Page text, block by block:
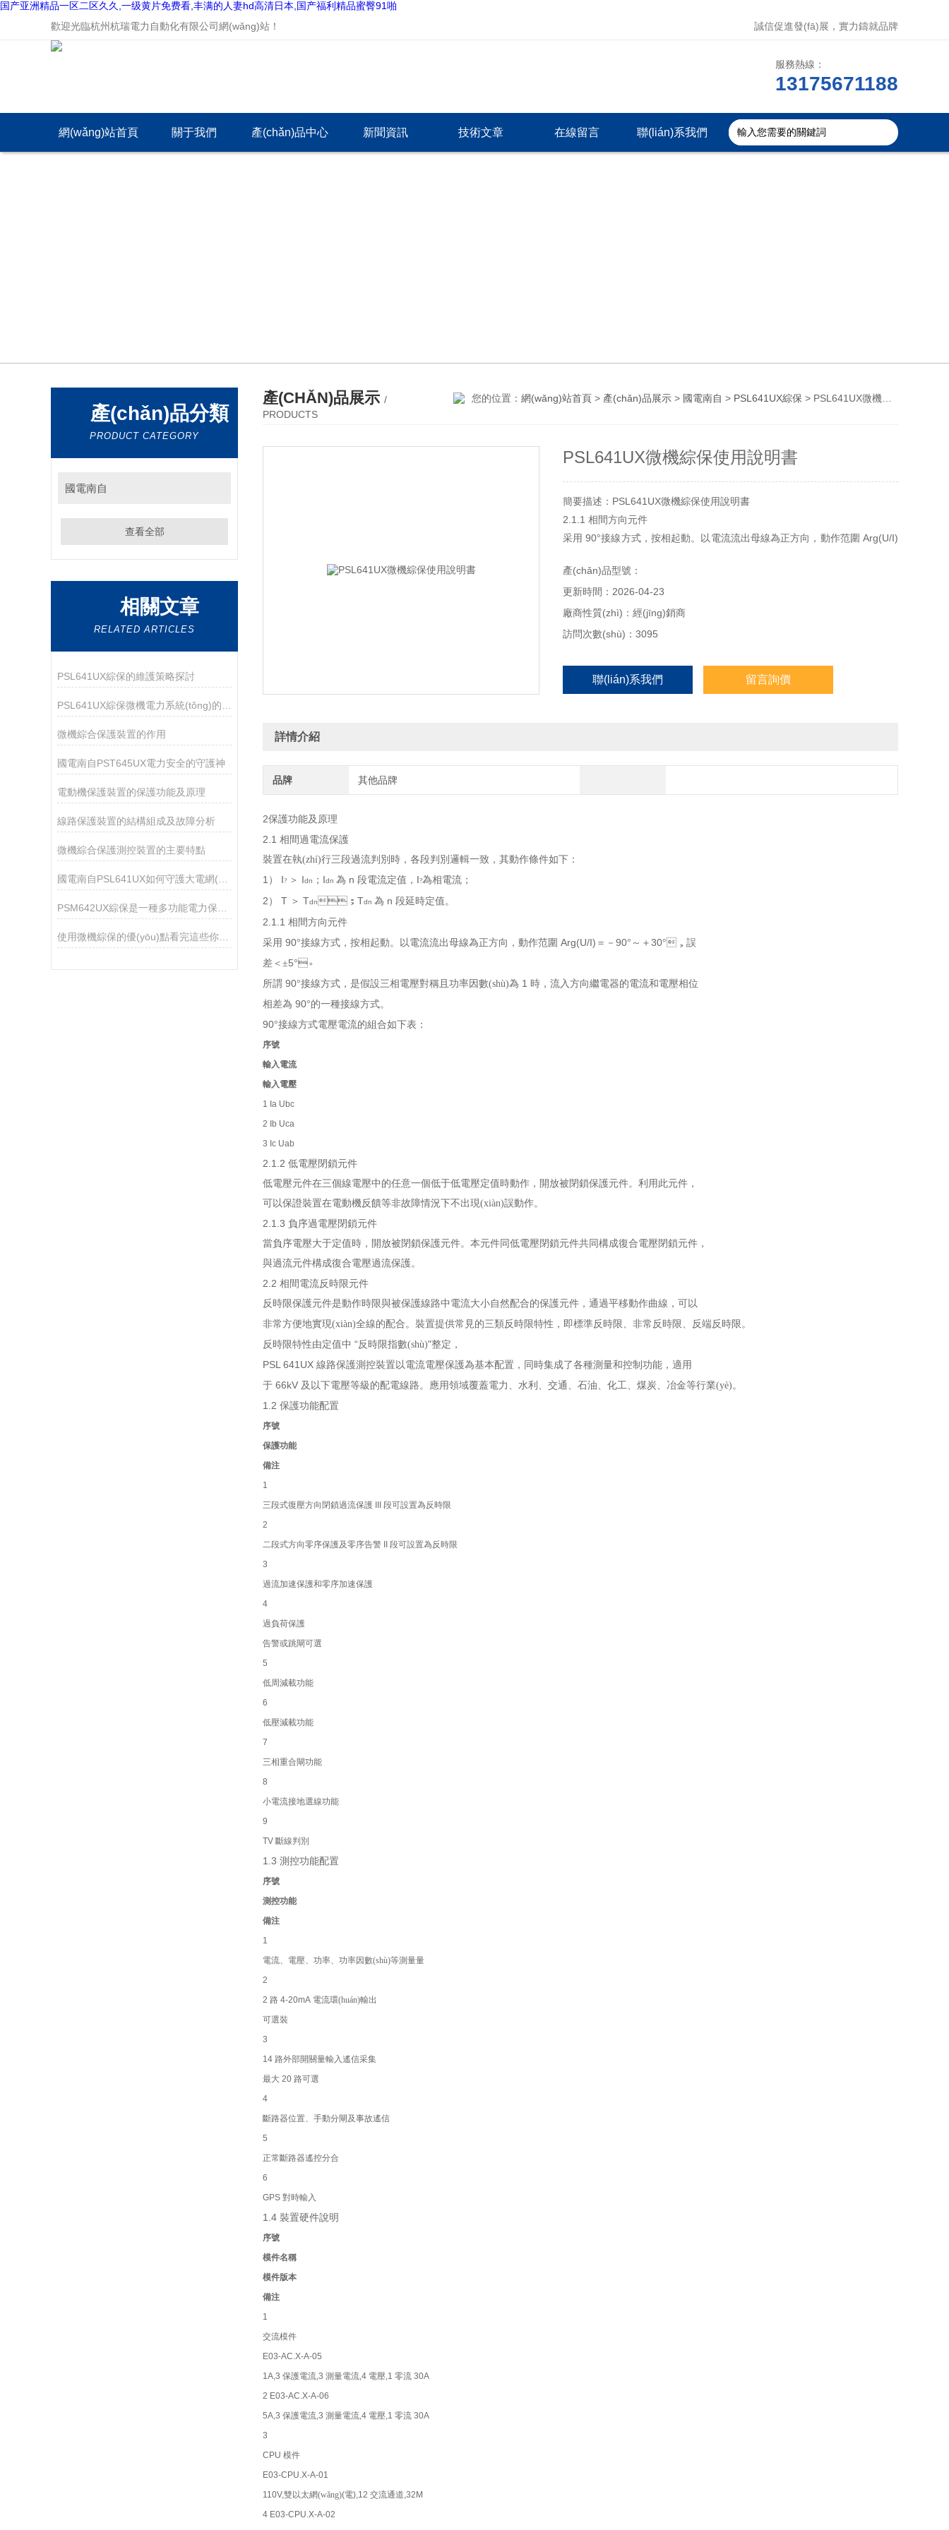
国产亚洲精品一区二区久久,一级黄片免费看,丰满的人妻hd高清日本,国产福利精品蜜臀91啪
歡迎光臨杭州杭瑞電力自動化有限公司網(wǎng)站！
誠信促進發(fā)展，實力鑄就品牌
服務熱線：
13175671188
網(wǎng)站首頁 關于我們 產(chǎn)品中心 新聞資訊 技術文章 在線留言 聯(lián)系我們
產(chǎn)品分類
PRODUCT CATEGORY
國電南自
查看全部
相關文章
RELATED ARTICLES
PSL641UX綜保的維護策略探討
微機綜合保護裝置的作用
國電南自PST645UX電力安全的守護神
電動機保護裝置的保護功能及原理
線路保護裝置的結構組成及故障分析
微機綜合保護測控裝置的主要特點
使用微機綜保的優(yōu)點看完這些你就知道了
產(CHǍN)品展示 /
PRODUCTS
您的位置： 網(wǎng)站首頁 > 產(chǎn)品展示 > 國電南自 > PSL641UX綜保 > PSL641UX微機綜保使用說明書
PSL641UX微機綜保使用說明書
簡要描述：PSL641UX微機綜保使用說明書
2.1.1 相間方向元件
采用 90°接線方式，按相起動。以電流流出母線為正方向，動作范圍 Arg(U/I)
差＜±5°。
所謂 90°接線方式，是假設三相電壓對稱且功率因數(shù)為 1 時，流入方向
繼電器的電流和電壓相位
相差為 90°的一種接線方式。
產(chǎn)品型號：
更新時間：2026-04-23
廠商性質(zhì)：經(jīng)銷商
訪問次數(shù)：3095
聯(lián)系我們 留言詢價
詳情介紹
品牌 其他品牌
2保護功能及原理
2.1 相間過電流保護
裝置在執(zhí)行三段過流判別時，各段判別邏輯一致，其動作條件如下：
1 ） I? ＞ Idn ； Idn 為 n 段電流定值， I?為相電流；
2 ） T ＞ Tdn； Tdn 為 n 段延時定值。
2.1.1 相間方向元件
采用 90°接線方式，按相起動。以電流流出母線為正方向，動作范圍 Arg(U/I) ＝－ 90° ～＋ 30°，誤
差＜ ±5°。
所謂 90°接線方式，是假設三相電壓對稱且功率因數(shù)為 1 時，流入方向繼電器的電流和電壓相位
相差為 90°的一種接線方式。
90°接線方式電壓電流的組合如下表：
序號
輸入電流
輸入電壓
1 Ia Ubc
2 Ib Uca
3 Ic Uab
2.1.2 低電壓閉鎖元件
低電壓元件在三個線電壓中的任意一個低于低電壓定值時動作，開放被閉鎖保護元件。利用此元件，
可以保證裝置在電動機反饋等非故障情況下不出現(xiàn)誤動作。
2.1.3 負序過電壓閉鎖元件
當負序電壓大于定值時，開放被閉鎖保護元件。本元件同低電壓閉鎖元件共同構成復合電壓閉鎖元件，
與過流元件構成復合電壓過流保護。
2.2 相間電流反時限元件
反時限保護元件是動作時限與被保護線路中電流大小自然配合的保護元件，通過平移動作曲線，可以
非常方便地實現(xiàn)全線的配合。裝置提供常見的三類反時限特性，即標準反時限、非常反時限、反端反時限。
反時限特性由定值中 “反時限指數(shù)"整定，
PSL 641UX 線路保護測控裝置以電流電壓保護為基本配置，同時集成了各種測量和控制功能，適用
于 66kV 及以下電壓等級的配電線路。應用領域覆蓋電力、水利、交通、石油、化工、煤炭、冶金等行業(yè)。
1.2 保護功能配置
序號
保護功能
備注
1
三段式復壓方向閉鎖過流保護
段可設置為反時限
2
二段式方向零序保護及零序告警
段可設置為反時限
3
過流加速保護和零序加速保護
4
過負荷保護
告警或跳閘可選
5
低周減載功能
6
低壓減載功能
7
三相重合閘功能
8
小電流接地選線功能
9
TV 斷線判別
1.3 測控功能配置
序號
測控功能
備注
1
電流、電壓、功率、功率因數(shù)等測量量
2
2 路 4-20mA 電流環(huán)輸出
可選裝
3
14 路外部開關量輸入遙信采集
最大 20 路可選
4
斷路器位置、手動分閘及事故遙信
5
正常斷路器遙控分合
6
GPS 對時輸入
1.4 裝置硬件說明
序號
模件名稱
模件版本
備注
1
交流模件
E03-AC.X-A-05
1A,3 保護電流,3 測量電流,4 電壓,1 零流 30A
2 E03-AC.X-A-06
5A,3 保護電流,3 測量電流,4 電壓,1 零流 30A
3
CPU 模件
E03-CPU.X-A-01
110V,雙以太網(wǎng)(電),12 交流通道,32M
4 E03-CPU.X-A-02